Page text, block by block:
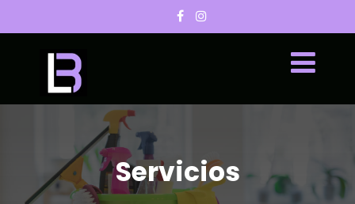
Servicios